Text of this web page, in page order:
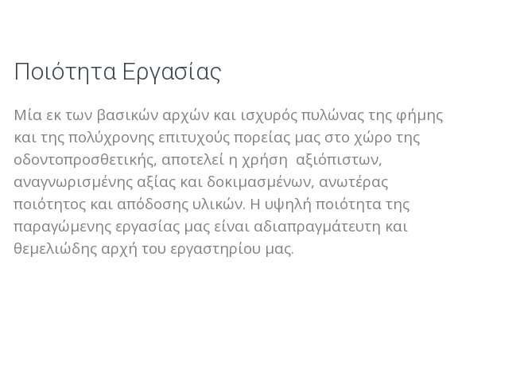
Ποιότητα Εργασίας
Μία εκ των βασικών αρχών και ισχυρός πυλώνας της φήμης
και της πολύχρονης επιτυχούς πορείας μας στο χώρο της
οδοντοπροσθετικής, αποτελεί η χρήση αξιόπιστων,
αναγνωρισμένης αξίας και δοκιμασμένων, ανωτέρας
ποιότητος και απόδοσης υλικών. Η υψηλή ποιότητα της
παραγώμενης εργασίας μας είναι αδιαπραγμάτευτη και
θεμελιώδης αρχή του εργαστηρίου μας.